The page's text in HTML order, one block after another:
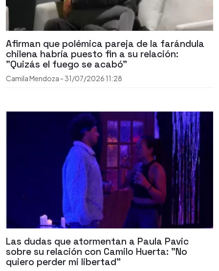
Afirman que polémica pareja de la farándula
chilena habría puesto fin a su relación:
"Quizás el fuego se acabó"
Camila Mendoza -31/07/2026 11:28
Las dudas que atormentan a Paula Pavic
sobre su relación con Camilo Huerta: "No
quiero perder mi libertad"